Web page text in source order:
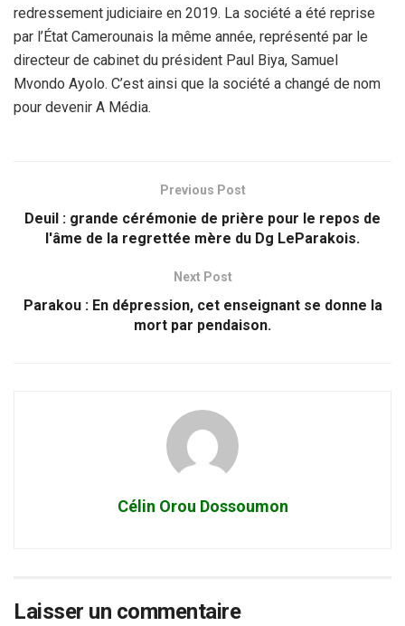
redressement judiciaire en 2019. La société a été reprise
par l’État Camerounais la même année, représenté par le
directeur de cabinet du président Paul Biya, Samuel
Mvondo Ayolo. C’est ainsi que la société a changé de nom
pour devenir A Média.
Previous Post
Deuil : grande cérémonie de prière pour le repos de
l'âme de la regrettée mère du Dg LeParakois.
Next Post
Parakou : En dépression, cet enseignant se donne la
mort par pendaison.
Célin Orou Dossoumon
Laisser un commentaire